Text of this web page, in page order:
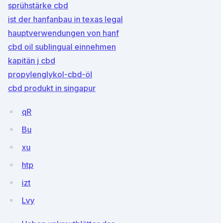
sprühstärke cbd
ist der hanfanbau in texas legal
hauptverwendungen von hanf
cbd oil sublingual einnehmen
kapitän j cbd
propylenglykol-cbd-öl
cbd produkt in singapur
qR
Bu
xu
htp
izt
Lvy